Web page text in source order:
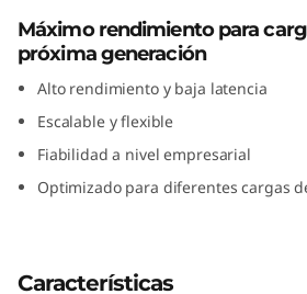
e
a
h
Máximo rendimiento para
próxima generación
Alto rendimiento y baja latencia
Escalable y flexible
Fiabilidad a nivel empresarial
Optimizado para diferentes cargas
Características